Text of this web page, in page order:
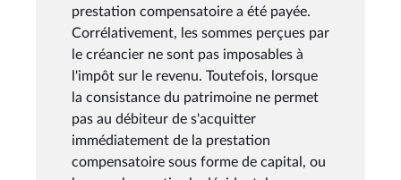
prestation compensatoire a été payée.
Corrélativement, les sommes perçues par
le créancier ne sont pas imposables à
l'impôt sur le revenu. Toutefois, lorsque
la consistance du patrimoine ne permet
pas au débiteur de s'acquitter
immédiatement de la prestation
compensatoire sous forme de capital, ou